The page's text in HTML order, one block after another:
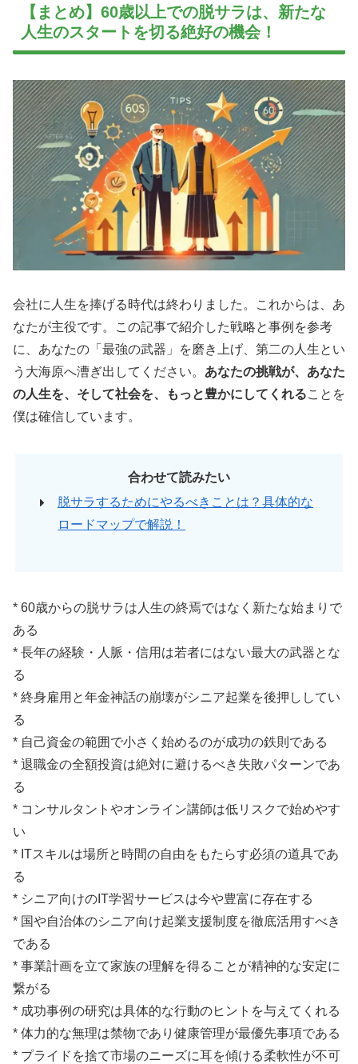
【まとめ】60歳以上での脱サラは、新たな
人生のスタートを切る絶好の機会！
会社に人生を捧げる時代は終わりました。これからは、あ
なたが主役です。この記事で紹介した戦略と事例を参考
に、あなたの「最強の武器」を磨き上げ、第二の人生とい
う大海原へ漕ぎ出してください。 あなたの挑戦が、あなた
の人生を、そして社会を、もっと豊かにしてくれることを
僕は確信しています。
合わせて読みたい
脱サラするためにやるべきことは？具体的な
ロードマップで解説！
* 60歳からの脱サラは人生の終焉ではなく新たな始まりで
ある
* 長年の経験・人脈・信用は若者にはない最大の武器とな
る
* 終身雇用と年金神話の崩壊がシニア起業を後押ししてい
る
* 自己資金の範囲で小さく始めるのが成功の鉄則である
* 退職金の全額投資は絶対に避けるべき失敗パターンであ
る
* コンサルタントやオンライン講師は低リスクで始めやす
い
* ITスキルは場所と時間の自由をもたらす必須の道具であ
る
* シニア向けのIT学習サービスは今や豊富に存在する
* 国や自治体のシニア向け起業支援制度を徹底活用すべき
である
* 事業計画を立て家族の理解を得ることが精神的な安定に
繋がる
* 成功事例の研究は具体的な行動のヒントを与えてくれる
* 体力的な無理は禁物であり健康管理が最優先事項である
* プライドを捨て市場のニーズに耳を傾ける柔軟性が不可